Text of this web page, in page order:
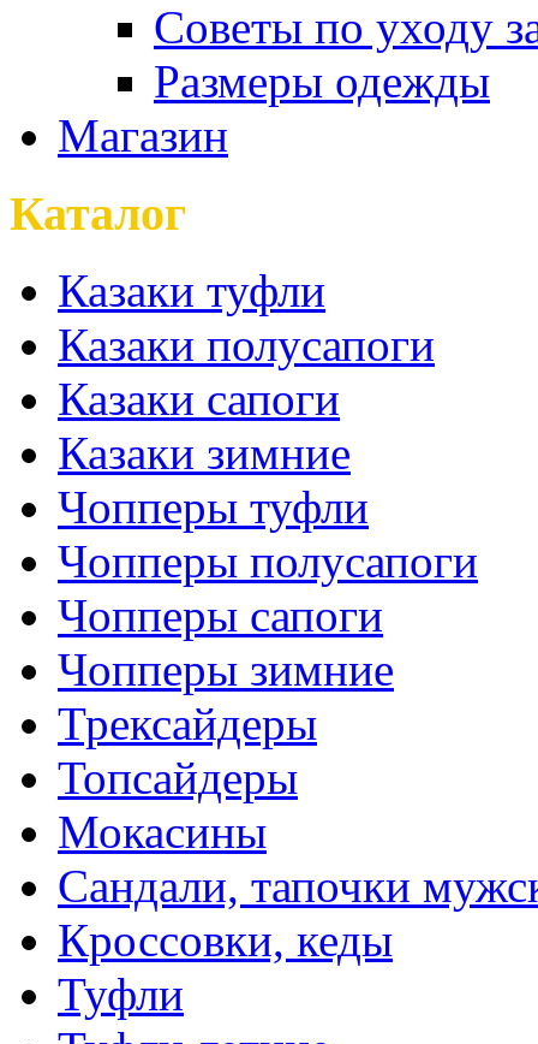
Советы по уходу
Размеры одежды
Магазин
Каталог
Казаки туфли
Казаки полусапоги
Казаки сапоги
Казаки зимние
Чопперы туфли
Чопперы полусапоги
Чопперы сапоги
Чопперы зимние
Трексайдеры
Топсайдеры
Мокасины
Сандали, тапочки
Кроссовки, кеды
Туфли